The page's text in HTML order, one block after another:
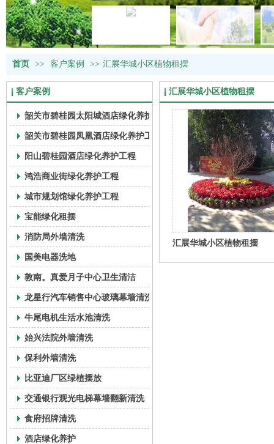
首页 >> 客户案例 >> 汇展华城小区植物租摆
客户案例
韶关市碧桂园太阳城酒店绿化养护工程
韶关市碧桂园凤凰酒店绿化养护工程
阳山碧桂园酒店绿化养护工程
鸿浩商业街绿化养护工程
城市规划馆绿化养护工程
宝能绿化租摆
消防局外墙清洗
国美电器洗地
敦南。真爱月子中心卫生清洁
龙星行汽车销售中心玻璃幕墙清洗
牛尾电机生活水池清洗
始兴法院外墙清洗
保利外墙清洗
比亚迪厂区绿植摆放
交通银行观光电梯幕墙翻新清洗
食府招牌清洗
酒店绿化养护
汇展华城小区植物租摆
汇展华城小区植物租摆